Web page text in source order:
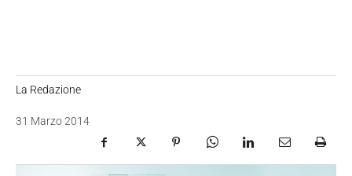
La Redazione
31 Marzo 2014